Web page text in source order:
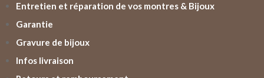
Entretien et réparation de vos montres & Bijoux
Garantie
Gravure de bijoux
Infos livraison